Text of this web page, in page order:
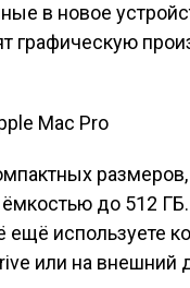
в новое
графическую
до 512
ещё используете
или на внешний